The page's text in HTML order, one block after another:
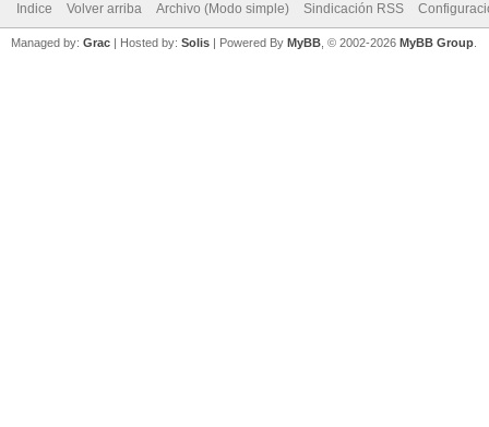
Indice Volver arriba Archivo (Modo simple) Sindicación RSS
Managed by: Grac | Hosted by: Solis | Powered By MyBB , © 2002-2026 MyBB Group